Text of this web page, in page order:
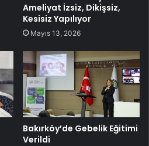
Ameliyat İzsiz, Dikişsiz,
Kesisiz Yapılıyor
Mayıs 13, 2026
Bakırköy’de Gebelik Eğitimi
Verildi